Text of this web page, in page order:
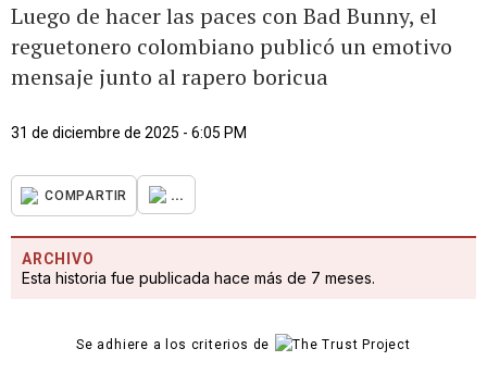
Luego de hacer las paces con Bad Bunny, el
reguetonero colombiano publicó un emotivo
mensaje junto al rapero boricua
31 de diciembre de 2025 - 6:05 PM
COMPARTIR ...
ARCHIVO
Esta historia fue publicada hace más de 7 meses.
Se adhiere a los criterios de